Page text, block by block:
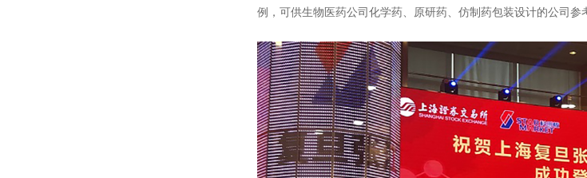
例，可供生物医药公司化学药、原研药、仿制药包装设计的公司参